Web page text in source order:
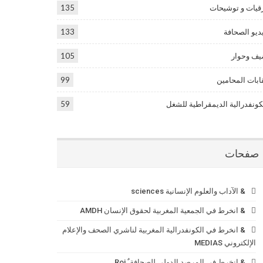
و توشيحات 135
الصحافة 133
وحوار 105
المحامين 99
الديمقراطية للشغل 59
صفحات
& الآداب والعلوم الإنسانية sciences
& انخرط في الجمعية المغربية لحقوق الإنسان AMDH
& انخرط في الكونفدرالية المغربية لناشري الصحف والإعلام
الإلكتروني MEDIAS